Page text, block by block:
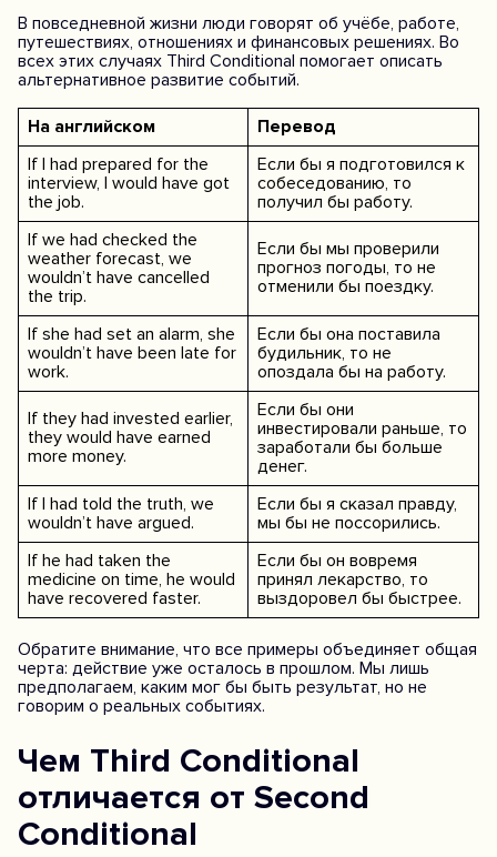
В повседневной жизни люди говорят об учёбе, работе,
путешествиях, отношениях и финансовых решениях. Во
всех этих случаях Third Conditional помогает описать
альтернативное развитие событий.
На английском
Перевод
If I had prepared for the
interview, I would have got
the job.
Если бы я подготовился к
собеседованию, то
получил бы работу.
If we had checked the
weather forecast, we
wouldn’t have cancelled
the trip.
Если бы мы проверили
прогноз погоды, то не
отменили бы поездку.
If she had set an alarm, she
wouldn’t have been late for
work.
Если бы она поставила
будильник, то не
опоздала бы на работу.
If they had invested earlier,
they would have earned
more money.
Если бы они
инвестировали раньше, то
заработали бы больше
денег.
If I had told the truth, we
wouldn’t have argued.
Если бы я сказал правду,
мы бы не поссорились.
If he had taken the
medicine on time, he would
have recovered faster.
Если бы он вовремя
принял лекарство, то
выздоровел бы быстрее.
Обратите внимание, что все примеры объединяет общая
черта: действие уже осталось в прошлом. Мы лишь
предполагаем, каким мог бы быть результат, но не
говорим о реальных событиях.
Чем Third Conditional
отличается от Second
Conditional